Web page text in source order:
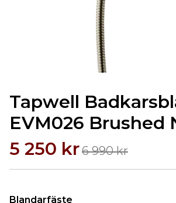
Tapwell
EVM026 Brushed
5 250 kr6 990 kr
Blandarfäste